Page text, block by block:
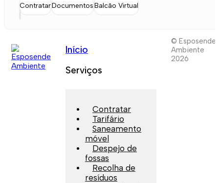
ContratarDocumentosBalcão Virtual
Início
Serviços
Contratar
Tarifário
Saneamento
móvel
Despejo de
fossas
Recolha de
resíduos
© Esposende
Ambiente
2026